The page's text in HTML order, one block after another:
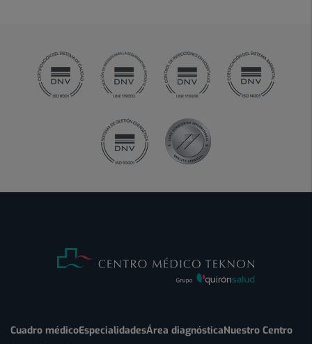
Cuadro médicoEspecialidadesÁrea diagnósticaNuestro Centro